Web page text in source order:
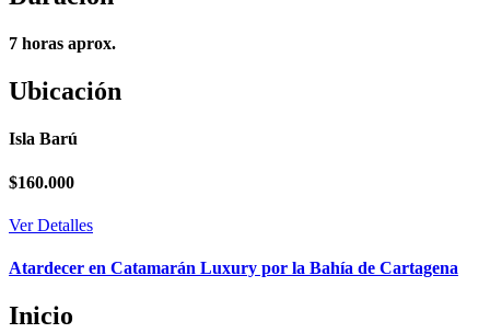
7 horas aprox.
Ubicación
Isla Barú
$160.000
Ver Detalles
Atardecer en Catamarán Luxury por la Bahía de Cartagena
Inicio